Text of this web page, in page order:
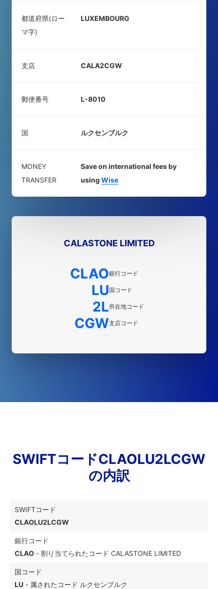
都道府県(ロー
マ字)
LUXEMBOURG
支店 CALA2CGW
郵便番号 L-8010
国 ルクセンブルク
MONEY
TRANSFER
Save on international fees by
using Wise
CALASTONE LIMITED
CLAO銀行コード
LU国コード
2L所在地コード
CGW支店コード
SWIFTコードCLAOLU2LCGW
の内訳
SWIFTコード
CLAOLU2LCGW
銀行コード
CLAO - 割り当てられたコード CALASTONE LIMITED
国コード
LU - 属されたコード ルクセンブルク